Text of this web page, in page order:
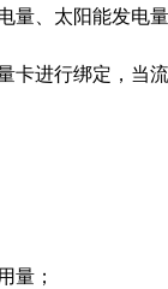
量、太阳能发电
进行绑定，当
量；